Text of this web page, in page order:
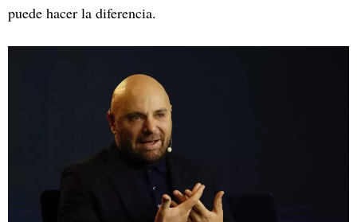
puede hacer la diferencia.